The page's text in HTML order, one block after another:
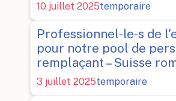
10 juillet 2025temporaire
Professionnel-le-s de
pour notre pool de
remplaçant – Suisse
3 juillet 2025temporaire